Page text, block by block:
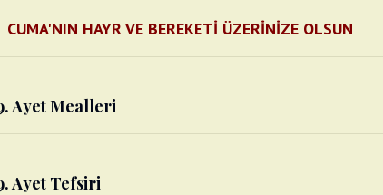
CUMA'NIN HAYR VE BEREKETİ ÜZERİNİZE OLSUN
Ayet Mealleri
Ayet Tefsiri